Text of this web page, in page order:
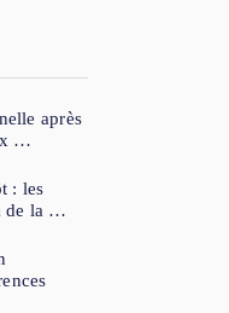
après
…
: les
de la …